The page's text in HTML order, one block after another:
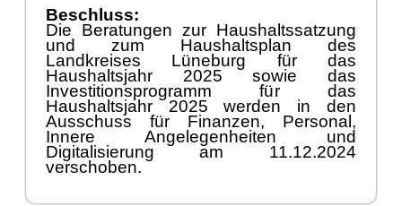
Beschluss:
Die Beratungen zur Haushaltssatzung
und zum Haushaltsplan des
Landkreises Lüneburg für das
Haushaltsjahr 2025sowie das
Investitionsprogramm für das
Haushaltsjahr 2025 werden in den
Ausschuss für Finanzen, Personal,
Innere Angelegenheiten und
Digitalisierung am 11.12.2024
verschoben.